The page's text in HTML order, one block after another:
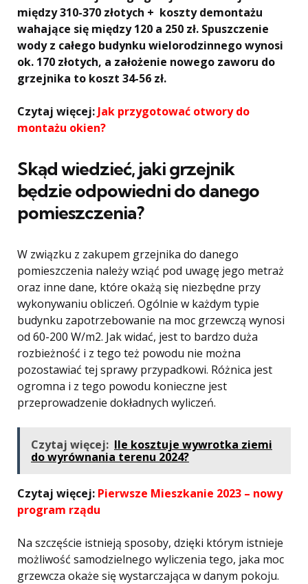
między 310-370 złotych + koszty demontażu
wahające się między 120 a 250 zł. Spuszczenie
wody z całego budynku wielorodzinnego wynosi
ok. 170 złotych, a założenie nowego zaworu do
grzejnika to koszt 34-56 zł.
Czytaj więcej: Jak przygotować otwory do
montażu okien?
Skąd wiedzieć, jaki grzejnik
będzie odpowiedni do danego
pomieszczenia?
W związku z zakupem grzejnika do danego
pomieszczenia należy wziąć pod uwagę jego metraż
oraz inne dane, które okażą się niezbędne przy
wykonywaniu obliczeń. Ogólnie w każdym typie
budynku zapotrzebowanie na moc grzewczą wynosi
od 60-200 W/m2. Jak widać, jest to bardzo duża
rozbieżność i z tego też powodu nie można
pozostawiać tej sprawy przypadkowi. Różnica jest
ogromna i z tego powodu konieczne jest
przeprowadzenie dokładnych wyliczeń.
Czytaj więcej: Ile kosztuje wywrotka ziemi
do wyrównania terenu 2024?
Czytaj więcej: Pierwsze Mieszkanie 2023 – nowy
program rządu
Na szczęście istnieją sposoby, dzięki którym istnieje
możliwość samodzielnego wyliczenia tego, jaka moc
grzewcza okaże się wystarczająca w danym pokoju.